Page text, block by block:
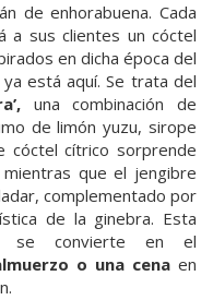
de enhorabuena. Cada
a sus clientes un cóctel
en dicha época del
está aquí. Se trata del
una combinación de
de limón yuzu, sirope
cóctel cítrico sorprende
que el jengibre
complementado por
de la ginebra. Esta
se convierte en el
o una cenaen